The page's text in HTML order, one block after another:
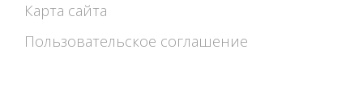
Карта сайта
Пользовательское соглашение